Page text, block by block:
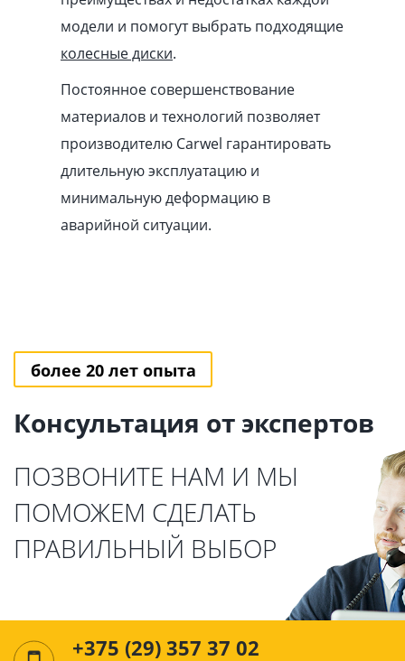
модели и помогут выбрать подходящие
колесные диски.
Постоянное совершенствование
материалов и технологий позволяет
производителю Carwel гарантировать
длительную эксплуатацию и
минимальную деформацию в
аварийной ситуации.
более 20 лет опыта
Консультация от экспертов
ПОЗВОНИТЕ НАМ И МЫ
ПОМОЖЕМ СДЕЛАТЬ
ПРАВИЛЬНЫЙ ВЫБОР
+375 (29) 357 37 02